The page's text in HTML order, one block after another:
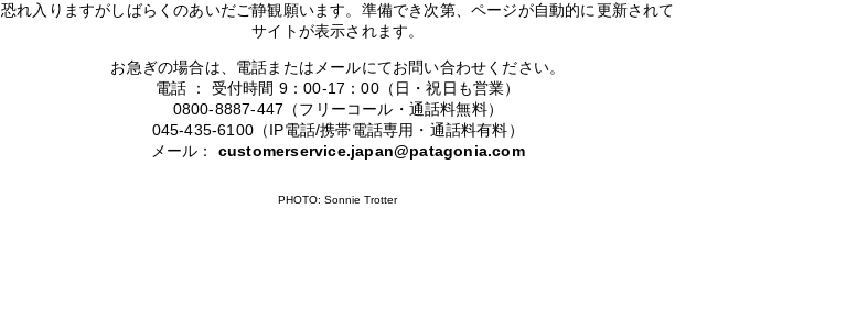
恐れ入りますがしばらくのあいだご静観願います。準備でき次第、ページが自動的に更新されて
サイトが表示されます。
お急ぎの場合は、電話またはメールにてお問い合わせください。
電話 ： 受付時間 9：00-17：00（日・祝日も営業）
0800-8887-447（フリーコール・通話料無料）
045-435-6100（IP電話/携帯電話専用・通話料有料）
メール： customerservice.japan@patagonia.com
PHOTO: Sonnie Trotter